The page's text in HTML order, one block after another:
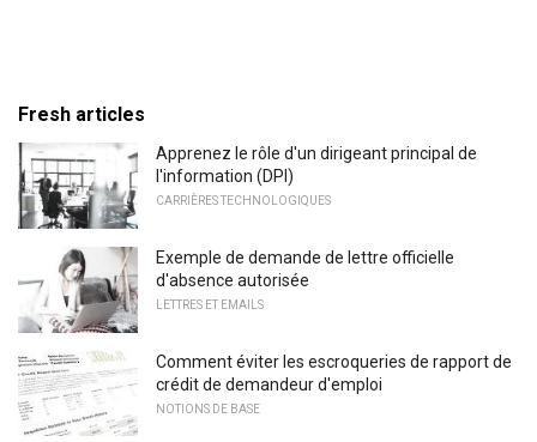
Fresh articles
Apprenez le rôle d'un dirigeant principal de
l'information (DPI)
CARRIÈRES TECHNOLOGIQUES
Exemple de demande de lettre officielle
d'absence autorisée
LETTRES ET EMAILS
Comment éviter les escroqueries de rapport de
crédit de demandeur d'emploi
NOTIONS DE BASE